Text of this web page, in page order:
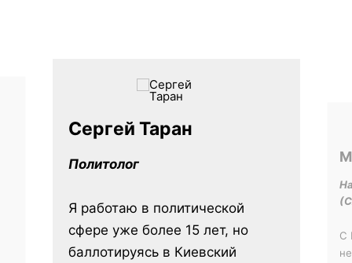
Сергей Таран
Политолог
Я работаю в политической
сфере уже более 15 лет, но
баллотируясь в Киевский
С